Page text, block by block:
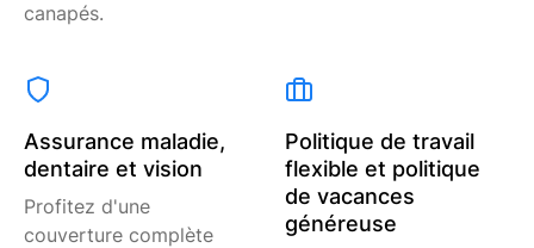
canapés.
Assurance maladie,
dentaire et vision
Profitez d'une
couverture complète
Politique de travail
flexible et politique
de vacances
généreuse